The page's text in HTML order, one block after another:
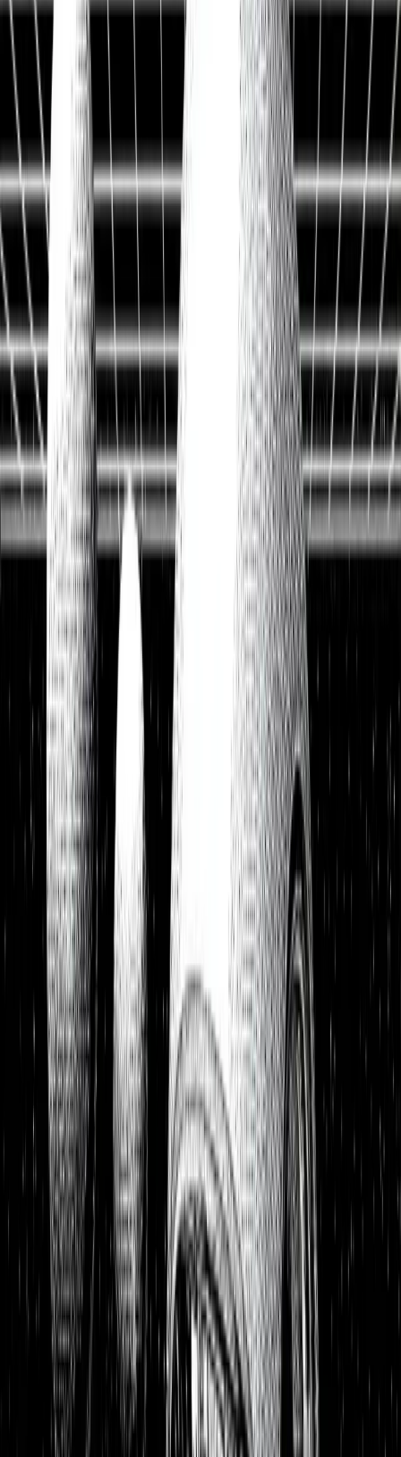
vertraut von BlackRock, Goldman Sachs & Anthropic.
100M+
Kennzahlen
50 J.
Historische Daten
<10ms
API-Latenz
Kostenlos Aktien analysieren
Data API entdecken
Watchlist
Portfolios
1:1 Begleitung
Über uns
Kostenlos testen
Watchlist Unsere Top-Picks zum Kauf
Portfolios 26,8 % p.a. seit 2018
Finanzielle Freiheit 26,8 % p.a. Dividendendepot18,6 % p.a.
1:1 Begleitung
Über uns
7 Tage kostenlos testen
Einloggen
Home